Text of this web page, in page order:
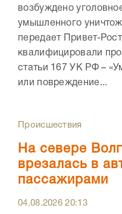
возбуждено
умышленного
передает Привет-
квалифицировали
статьи 167 УК РФ –
или повреждение...
Происшествия
На севере
врезалась в
пассажирами
04.08.202620:13